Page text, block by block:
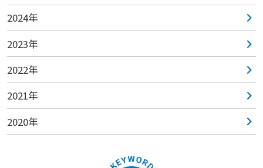
2024年
2023年
2022年
2021年
2020年